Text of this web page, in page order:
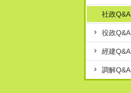
社政Q&A
役政Q&A
經建Q&A
調解Q&A